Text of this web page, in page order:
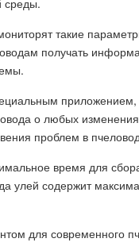
среды.
такие
получать
приложением,
о любых
проблем в
время для
улей содержит
для современного